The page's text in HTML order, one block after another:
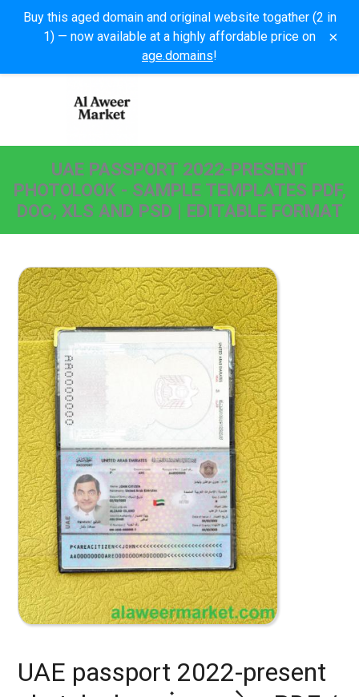
Buy this aged domain and original website togather (2 in
1) — now available at a highly affordable price on
age.domains!
×
UAE PASSPORT 2022-PRESENT
PHOTOLOOK - SAMPLE TEMPLATES PDF,
DOC, XLS AND PSD | EDITABLE FORMAT
UAE passport 2022-present